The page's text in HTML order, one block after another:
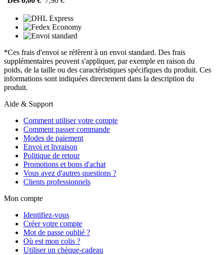
*Ces frais d'envoi se réfèrent à un envoi standard. Des frais
supplémentaires peuvent s'appliquer, par exemple en raison du
poids, de la taille ou des caractéristiques spécifiques du produit. Ces
informations sont indiquées directement dans la description du
produit.
Aide & Support
Comment utiliser votre compte
Comment passer commande
Modes de paiement
Envoi et livraison
Politique de retour
Promotions et bons d'achat
Vous avez d'autres questions ?
Clients professionnels
Mon compte
Identifiez-vous
Créer votre compte
Mot de passe oublié ?
Où est mon colis ?
Utiliser un chèque-cadeau